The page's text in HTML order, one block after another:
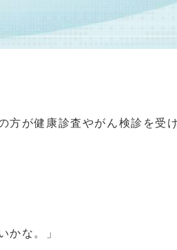
が健康診査やがん検診を受
かな。」